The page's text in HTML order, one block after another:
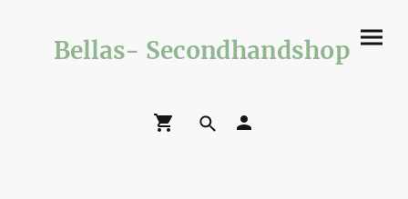
Bellas- Secondhandshop